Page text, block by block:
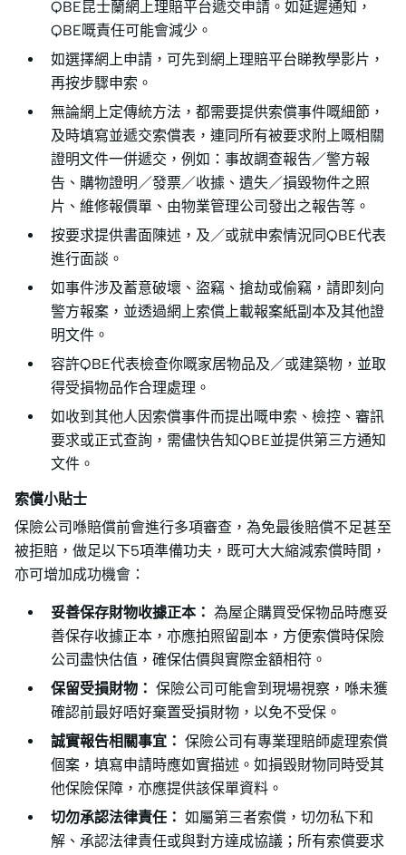
QBE昆士蘭網上理賠平台遞交申請。如延遲通知，
QBE嘅責任可能會減少。
如選擇網上申請，可先到網上理賠平台睇教學影片，
再按步驟申索。
無論網上定傳統方法，都需要提供索償事件嘅細節，
及時填寫並遞交索償表，連同所有被要求附上嘅相關
證明文件一併遞交，例如：事故調查報告／警方報
告、購物證明／發票／收據、遺失／損毀物件之照
片、維修報價單、由物業管理公司發出之報告等。
按要求提供書面陳述，及／或就申索情況同QBE代表
進行面談。
如事件涉及蓄意破壞、盜竊、搶劫或偷竊，請即刻向
警方報案，並透過網上索償上載報案紙副本及其他證
明文件。
容許QBE代表檢查你嘅家居物品及／或建築物，並取
得受損物品作合理處理。
如收到其他人因索償事件而提出嘅申索、檢控、審訊
要求或正式查詢，需儘快告知QBE並提供第三方通知
文件。
索償小貼士
保險公司喺賠償前會進行多項審查，為免最後賠償不足甚至
被拒賠，做足以下5項準備功夫，既可大大縮減索償時間，
亦可增加成功機會：
妥善保存財物收據正本： 為屋企購買受保物品時應妥
善保存收據正本，亦應拍照留副本，方便索償時保險
公司盡快估值，確保估價與實際金額相符。
保留受損財物： 保險公司可能會到現場視察，喺未獲
確認前最好唔好棄置受損財物，以免不受保。
誠實報告相關事宜： 保險公司有專業理賠師處理索償
個案，填寫申請時應如實描述。如損毀財物同時受其
他保險保障，亦應提供該保單資料。
切勿承認法律責任： 如屬第三者索償，切勿私下和
解、承認法律責任或與對方達成協議；所有索償要求